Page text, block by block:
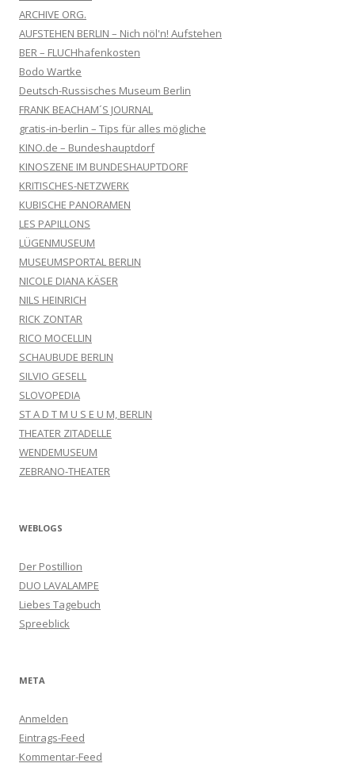
ARCHIVE ORG.
AUFSTEHEN BERLIN – Nich nöl'n! Aufstehen
BER – FLUCHhafenkosten
Bodo Wartke
Deutsch-Russisches Museum Berlin
FRANK BEACHAM´S JOURNAL
gratis-in-berlin – Tips für alles mögliche
KINO.de – Bundeshauptdorf
KINOSZENE IM BUNDESHAUPTDORF
KRITISCHES-NETZWERK
KUBISCHE PANORAMEN
LES PAPILLONS
LÜGENMUSEUM
MUSEUMSPORTAL BERLIN
NICOLE DIANA KÄSER
NILS HEINRICH
RICK ZONTAR
RICO MOCELLIN
SCHAUBUDE BERLIN
SILVIO GESELL
SLOVOPEDIA
ST A D T M U S E U M, BERLIN
THEATER ZITADELLE
WENDEMUSEUM
ZEBRANO-THEATER
WEBLOGS
Der Postillion
DUO LAVALAMPE
Liebes Tagebuch
Spreeblick
META
Anmelden
Eintrags-Feed
Kommentar-Feed